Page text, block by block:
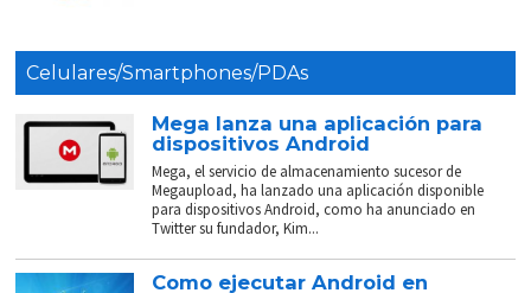
Celulares/Smartphones/PDAs
Mega lanza una aplicación para
dispositivos Android
Mega, el servicio de almacenamiento sucesor de
Megaupload, ha lanzado una aplicación disponible
para dispositivos Android, como ha anunciado en
Twitter su fundador, Kim...
Como ejecutar Android en